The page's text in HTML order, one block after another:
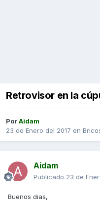
Retrovisor en la
PorAidam
23 de Enero del 2017 en
Aidam
Publicado 23 de
Buenos dias,